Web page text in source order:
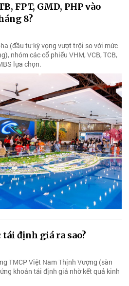
FPT, GMD, PHP vào
8?
(đầu tư kỳ vọng vượt trội so với mức
nhóm các cổ phiếu VHM, VCB, TCB,
lựa chọn.
tái định giá ra sao?
TMCP Việt Nam Thịnh Vượng (sàn
khoán tái định giá nhờ kết quả kinh